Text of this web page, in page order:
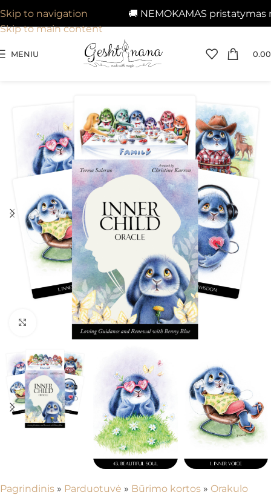
🚚 NEMOKAMAS pristatymas
Skip to navigation
Skip to main content
MENIU 0.00
Spustelėkite, kad padidintumėte
Pagrindinis » Parduotuvė » Būrimo kortos » Orakulo